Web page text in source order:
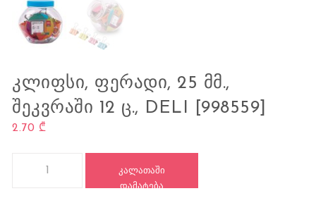
ᲙᲚᲘᲤᲡᲘ, ᲤᲔᲠᲐᲓᲘ, 25 ᲛᲛ.,
ᲨᲔᲙᲕᲠᲐᲨᲘ 12 Ც., DELI [998559]
2.70 ₾
ᲙᲐᲚᲐᲗᲐᲨᲘ
ᲓᲐᲛᲐᲢᲔᲑᲐ